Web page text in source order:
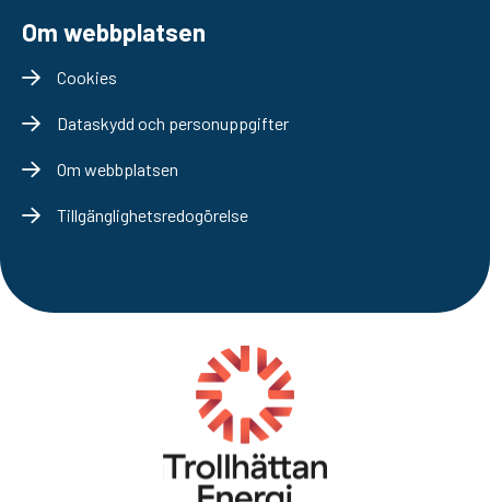
Om webbplatsen
Cookies
Dataskydd och personuppgifter
Om webbplatsen
Tillgänglighetsredogörelse